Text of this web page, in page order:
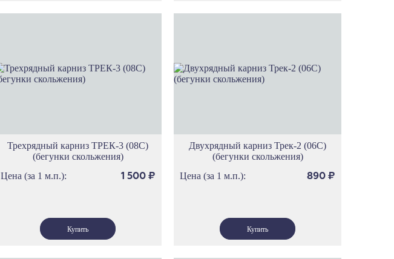
Трехрядный карниз ТРЕК-3 (08С)
(бегунки скольжения)
Цена (за 1 м.п.):
1 500₽
Двухрядный карниз Трек-2 (06С)
(бегунки скольжения)
Цена (за 1 м.п.):
890 ₽